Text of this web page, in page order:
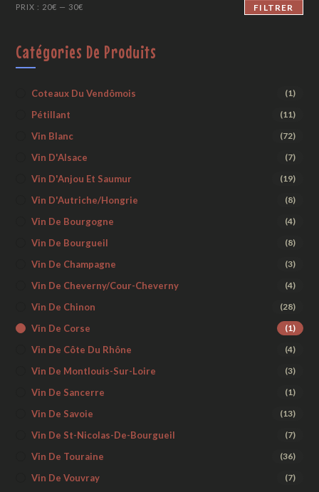
FILTRER
PRIX : 20€ — 30€
Catégories De Produits
Coteaux Du Vendômois (1)
Pétillant (11)
Vin Blanc (72)
Vin D'Alsace (7)
Vin D'Anjou Et Saumur (19)
Vin D'Autriche/Hongrie (8)
Vin De Bourgogne (4)
Vin De Bourgueil (8)
Vin De Champagne (3)
Vin De Cheverny/Cour-Cheverny (4)
Vin De Chinon (28)
Vin De Corse (1)
Vin De Côte Du Rhône (4)
Vin De Montlouis-Sur-Loire (3)
Vin De Sancerre (1)
Vin De Savoie (13)
Vin De St-Nicolas-De-Bourgueil (7)
Vin De Touraine (36)
Vin De Vouvray (7)